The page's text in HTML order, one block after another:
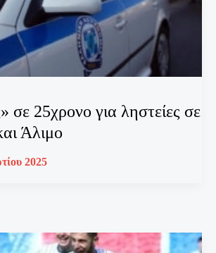
σε 25χρονο για ληστείες σε
Άλιμο
2025